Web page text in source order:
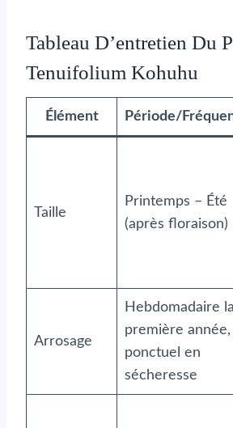
Tableau D’entretien Du
Tenuifolium Kohuhu
Élément Période/
Taille
Printemps – Été
(après floraison)
Arrosage
Hebdomadaire la
première année,
ponctuel en
sécheresse